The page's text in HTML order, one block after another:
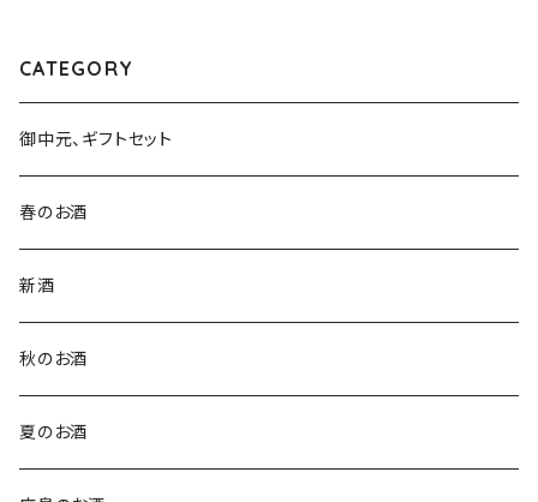
CATEGORY
御中元、ギフトセット
春のお酒
新酒
秋のお酒
夏のお酒